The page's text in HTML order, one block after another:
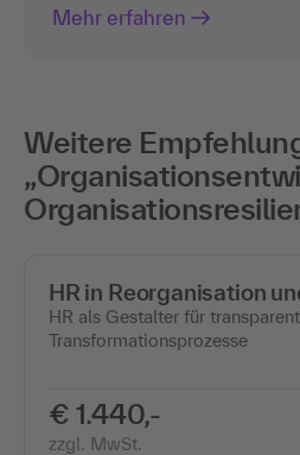
Mehr erfahren
Weitere
HR in Reorganisation
HR als Gestalter für
Transformationsprozesse
€ 1.440,-
zzgl. MwSt.